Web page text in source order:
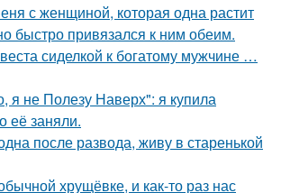
с женщиной, которая одна растит
быстро привязался к ним обеим.
сиделкой к богатому мужчине …
я не Полезу Наверх": я купила
её заняли.
после развода, живу в старенькой
хрущёвке, и как-то раз нас